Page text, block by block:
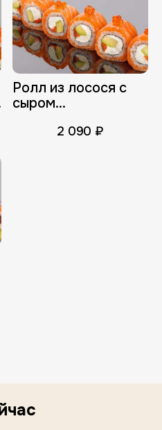
Ролл из лосося с
сыром
2 090 ₽